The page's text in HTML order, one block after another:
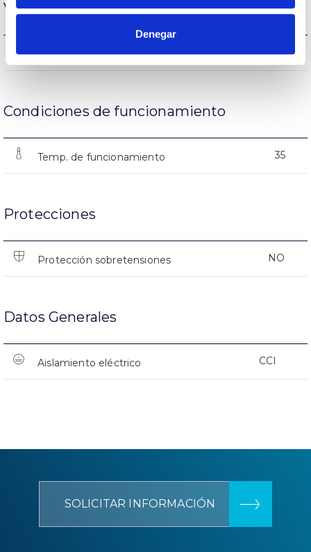
Denegar
Vida
Vida útil (L70B50>)25.000h
Condiciones de funcionamiento
Temp. de funcionamiento 35
Protecciones
Protección sobretensiones NO
Datos Generales
Aislamiento eléctrico CCI
SOLICITAR INFORMACIÓN